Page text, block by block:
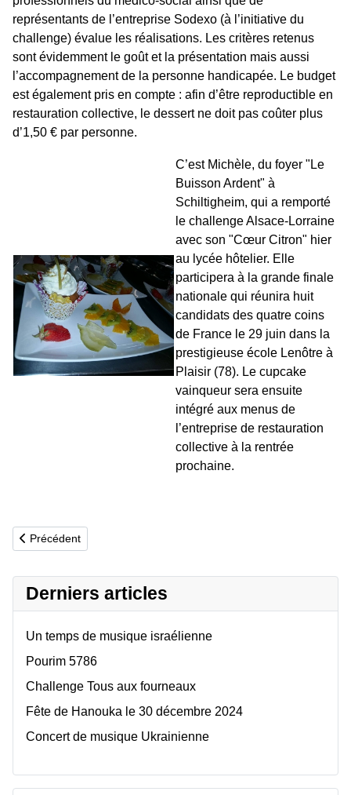
représentants de l’entreprise Sodexo (à l’initiative du
challenge) évalue les réalisations. Les critères retenus
sont évidemment le goût et la présentation mais aussi
l’accompagnement de la personne handicapée. Le budget
est également pris en compte : afin d’être reproductible en
restauration collective, le dessert ne doit pas coûter plus
d’1,50 € par personne.
C’est Michèle, du foyer "Le
Buisson Ardent" à
Schiltigheim, qui a remporté
le challenge Alsace-Lorraine
avec son "Cœur Citron" hier
au lycée hôtelier. Elle
participera à la grande finale
nationale qui réunira huit
candidats des quatre coins
de France le 29 juin dans la
prestigieuse école Lenôtre à
Plaisir (78). Le cupcake
vainqueur sera ensuite
intégré aux menus de
l’entreprise de restauration
collective à la rentrée
prochaine.
Article précédent : Tressons à l'Unisson
Précédent
Derniers articles
Un temps de musique israélienne
Pourim 5786
Challenge Tous aux fourneaux
Fête de Hanouka le 30 décembre 2024
Concert de musique Ukrainienne